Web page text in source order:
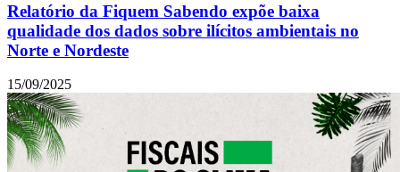
Relatório da Fiquem Sabendo expõe baixa
qualidade dos dados sobre ilícitos ambientais no
Norte e Nordeste
15/09/2025